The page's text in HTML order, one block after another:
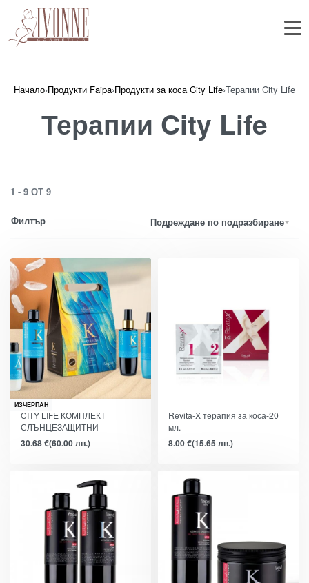
Начало›Продукти Faipa›Продукти за коса City Life›Терапии City Life
Терапии City Life
1 - 9 ОТ 9
Подреждане по подразбиране
Филтър
ИЗЧЕРПАН
CITY LIFE КОМПЛЕКТ
СЛЪНЦЕЗАЩИТНИ
ПРОДУКТИ ЗА КОСА
30.68€(60.00 лв.)
Revita-X терапия за коса-20
мл.
8.00€(15.65 лв.)